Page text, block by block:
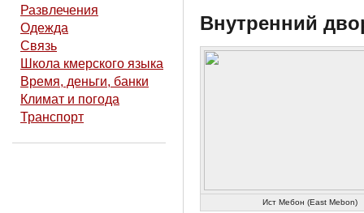
Развлечения
Одежда
Связь
Школа кмерского языка
Время, деньги, банки
Климат и погода
Транспорт
Внутренний
Ист Мебон (East Mebon)